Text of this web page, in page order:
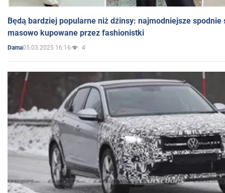
Będą bardziej popularne niż dżinsy: najmodniejsze spodnie
masowo kupowane przez fashionistki
Dama05.03.2025 16:16 4